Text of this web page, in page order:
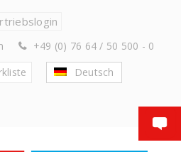
+49 (0) 76 64 / 50 500 - 0
Deutsch